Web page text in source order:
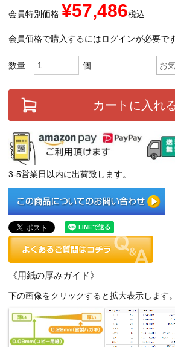
会員特別価格 ¥57,486税込
会員価格で購入するにはログインが必要です
お
カートに入れ
3-5営業日以内に出荷致します。
《用紙の厚みガイド》
下の画像をクリックすると拡大表示します。